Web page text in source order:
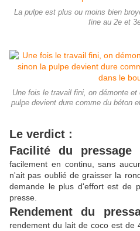
La pulpe est plus ou moins bien
fine au 2e et
Une fois le travail fini, on démonte
pulpe devient dure comme du béton
Le verdict :
Facilité du
facilement en continu, sans
n'ait pas oublié de graisser la
demande le plus d'effort est de
presse.
Rendement du
rendement du lait de coco est de